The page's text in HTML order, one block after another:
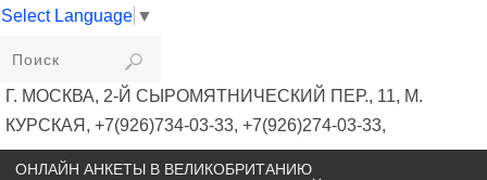
Select Language ▼
VIKIVISA
Г. МОСКВА, 2-Й СЫРОМЯТНИЧЕСКИЙ ПЕР., 11, М.
КУРСКАЯ, +7(926)734-03-33, +7(926)274-03-33,
VISA@VIKIVISA.RU
ОНЛАЙН АНКЕТЫ В ВЕЛИКОБРИТАНИЮ